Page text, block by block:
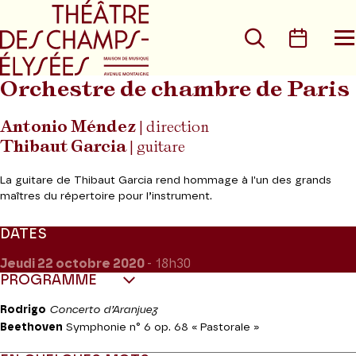
Aller au menu principal
Rechercher
Orchestre de chambre de Paris
Antonio Méndez | direction
Thibaut Garcia| guitare
La guitare de Thibaut Garcia rend hommage à l'un des grands
maîtres du répertoire pour l’instrument.
DATES
Jeudi 22 octobre 2020 - 18h30
PROGRAMME
Rodrigo Concerto d’Aranjuez
Beethoven Symphonie n° 6 op. 68 « Pastorale »